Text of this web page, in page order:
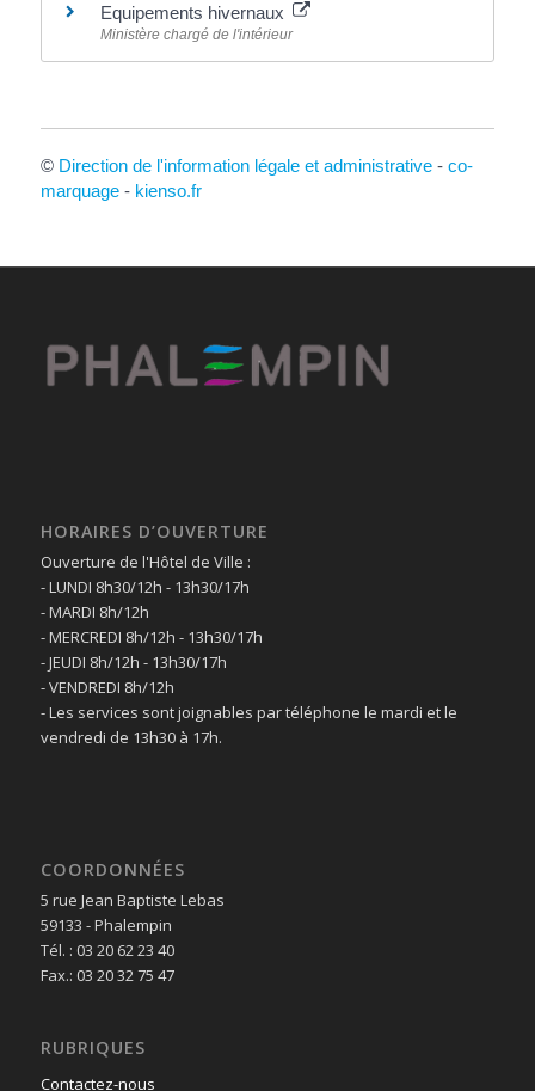
Equipements hivernaux
Ministère chargé de l'intérieur
© Direction de l'information légale et administrative- co-
marquage- kienso.fr
HORAIRES D’OUVERTURE
Ouverture de l'Hôtel de Ville :
- LUNDI 8h30/12h - 13h30/17h
- MARDI 8h/12h
- MERCREDI 8h/12h - 13h30/17h
- JEUDI 8h/12h - 13h30/17h
- VENDREDI 8h/12h
- Les services sont joignables par téléphone le mardi et le
vendredi de 13h30 à 17h.
COORDONNÉES
5 rue Jean Baptiste Lebas
59133 - Phalempin
Tél. : 03 20 62 23 40
Fax.: 03 20 32 75 47
RUBRIQUES
Contactez-nous